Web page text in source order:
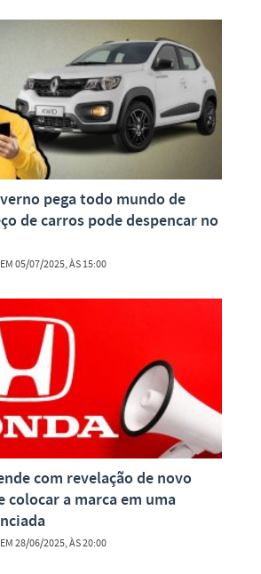
pega todo mundo de
de carros pode despencar no
EM 05/07/2025, ÀS 15:00
com revelação de novo
colocar a marca em uma
EM 28/06/2025, ÀS 20:00